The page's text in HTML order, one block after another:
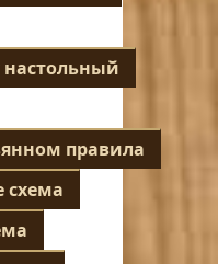
настольный
правила
схема